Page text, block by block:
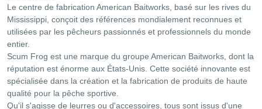
Le centre de fabrication American Baitworks, basé sur les rives du
Mississippi, conçoit des références mondialement reconnues et
utilisées par les pêcheurs passionnés et professionnels du monde
entier.
Scum Frog est une marque du groupe American Baitworks, dont la
réputation est énorme aux États-Unis. Cette société innovante est
spécialisée dans la création et la fabrication de produits de haute
qualité pour la pêche sportive.
Qu'il s'agisse de leurres ou d'accessoires, tous sont issus d'une